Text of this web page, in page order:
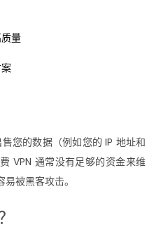
量
您的数据（例如您的 IP 地址和
VPN 通常没有足够的资金来维
被黑客攻击。